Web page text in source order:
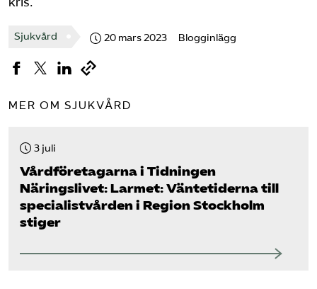
Press
Sjukvård 20 mars 2023 Blogginlägg
MER OM SJUKVÅRD
3 juli
Vård­företagarna i Tidningen
Näringslivet: Larmet: Väntetiderna till
specialistvården i Region Stockholm
stiger